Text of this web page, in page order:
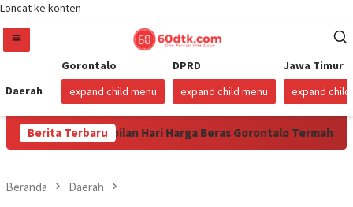
Loncat ke konten
Daerah
Gorontalo
expand child menu
DPRD
expand child menu
Jawa Timur
expand child
Berita Terbaru
Sudah Sembilan Hari Harga Beras Gorontalo Termahal di
Beranda Daerah